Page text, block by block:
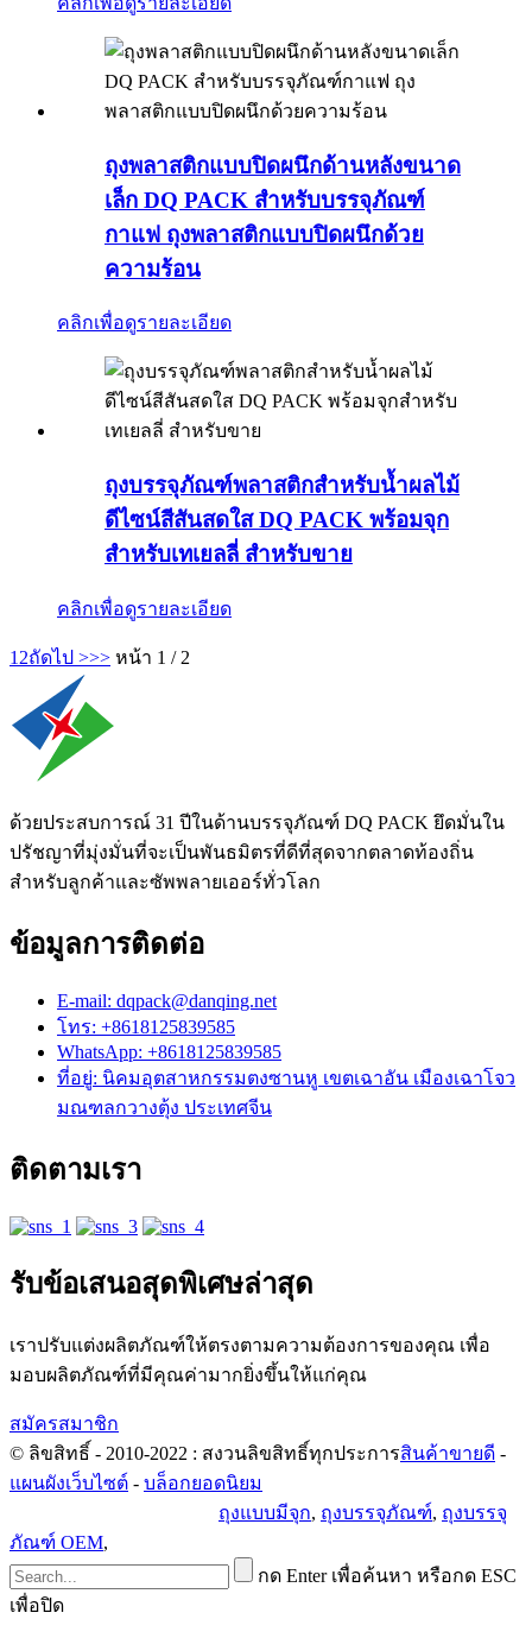
ถุงพลาสติกแบบปิดผนึกด้านหลังขนาด
เล็ก DQ PACK สำหรับบรรจุภัณฑ์
กาแฟ ถุงพลาสติกแบบปิดผนึกด้วย
ความร้อน
คลิกเพื่อดูรายละเอียด
ถุงบรรจุภัณฑ์พลาสติกสำหรับน้ำผลไม้
ดีไซน์สีสันสดใส DQ PACK พร้อมจุก
สำหรับเทเยลลี่ สำหรับขาย
คลิกเพื่อดูรายละเอียด
1 2ถัดไป >>> หน้า 1 / 2
ด้วยประสบการณ์ 31 ปีในด้านบรรจุภัณฑ์ DQ PACK ยึดมั่นใน
ปรัชญาที่มุ่งมั่นที่จะเป็นพันธมิตรที่ดีที่สุดจากตลาดท้องถิ่น
สำหรับลูกค้าและซัพพลายเออร์ทั่วโลก
ข้อมูลการติดต่อ
E-mail: dqpack@danqing.net
โทร: +8618125839585
WhatsApp: +8618125839585
ที่อยู่: นิคมอุตสาหกรรมตงซานหู เขตเฉาอัน เมืองเฉาโจว
มณฑลกวางตุ้ง ประเทศจีน
ติดตามเรา
รับข้อเสนอสุดพิเศษล่าสุด
เราปรับแต่งผลิตภัณฑ์ให้ตรงตามความต้องการของคุณ เพื่อ
มอบผลิตภัณฑ์ที่มีคุณค่ามากยิ่งขึ้นให้แก่คุณ
สมัครสมาชิก
© ลิขสิทธิ์ - 2010-2022 : สงวนลิขสิทธิ์ทุกประการสินค้าขายดี -
แผนผังเว็บไซต์ - บล็อกยอดนิยม
ถุงแบบมีจุก, ถุงบรรจุภัณฑ์, ถุงบรรจุ
ภัณฑ์ OEM,
กด Enter เพื่อค้นหา หรือกด ESC
เพื่อปิด